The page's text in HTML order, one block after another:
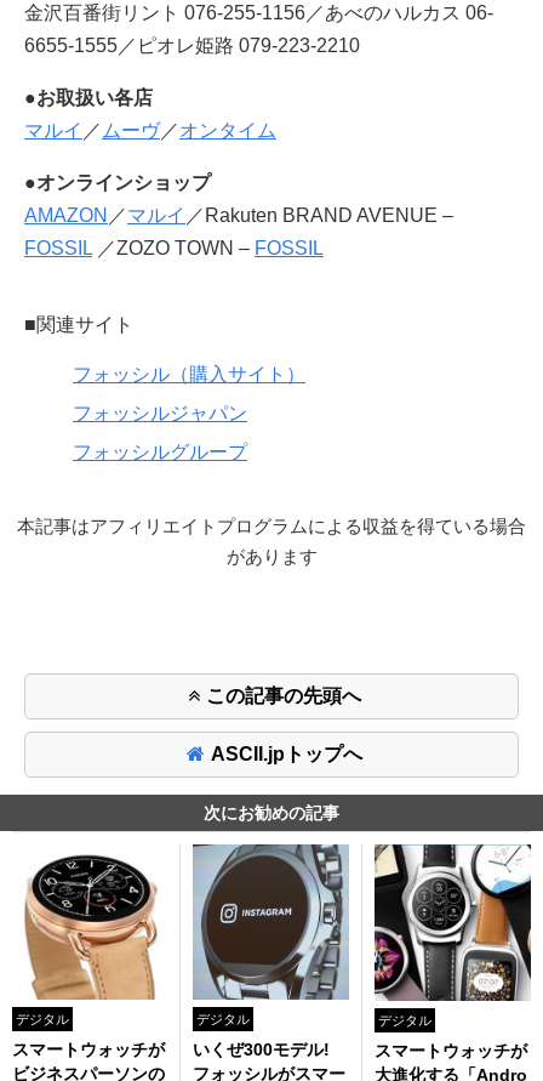
金沢百番街リント 076-255-1156／あべのハルカス 06-
6655-1555／ピオレ姫路 079-223-2210
●お取扱い各店
マルイ ／ ムーヴ／オンタイム
●オンラインショップ
AMAZON ／マルイ ／Rakuten BRAND AVENUE –
FOSSIL ／ZOZO TOWN – FOSSIL
■関連サイト
フォッシル（購入サイト）
フォッシルジャパン
フォッシルグループ
本記事はアフィリエイトプログラムによる収益を得ている場合
があります
この記事の先頭へ
ASCII.jpトップへ
次にお勧めの記事
デジタル
スマートウォッチが
ビジネスパーソンの
デジタル
いくぜ300モデル!
フォッシルがスマー
デジタル
スマートウォッチが
大進化する「Andro